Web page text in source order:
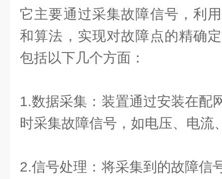
它主要通过采集故障信号，利
和算法，实现对故障点的精确
包括以下几个方面：
1.数据采集：装置通过安装在配
时采集故障信号，如电压、电流
2.信号处理：将采集到的故障信